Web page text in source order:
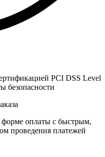
PCI DSS Level
безопасности
оплаты с быстрым,
проведения платежей